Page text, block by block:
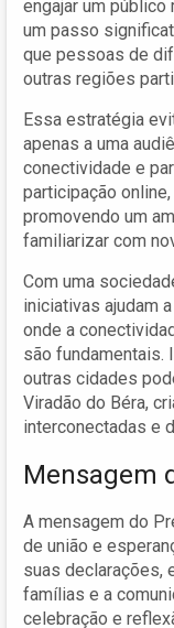
engajar um
um passo
que pessoas de
outras regiões
Essa estratégia
apenas a uma
conectividade e
participação
promovendo um
familiarizar com
Com uma
iniciativas ajudam
onde a
são fundamentais.
outras cidades
Viradão do Béra,
interconectadas e
Mensagem
A mensagem do
de união e
suas declarações,
famílias e a
celebração e